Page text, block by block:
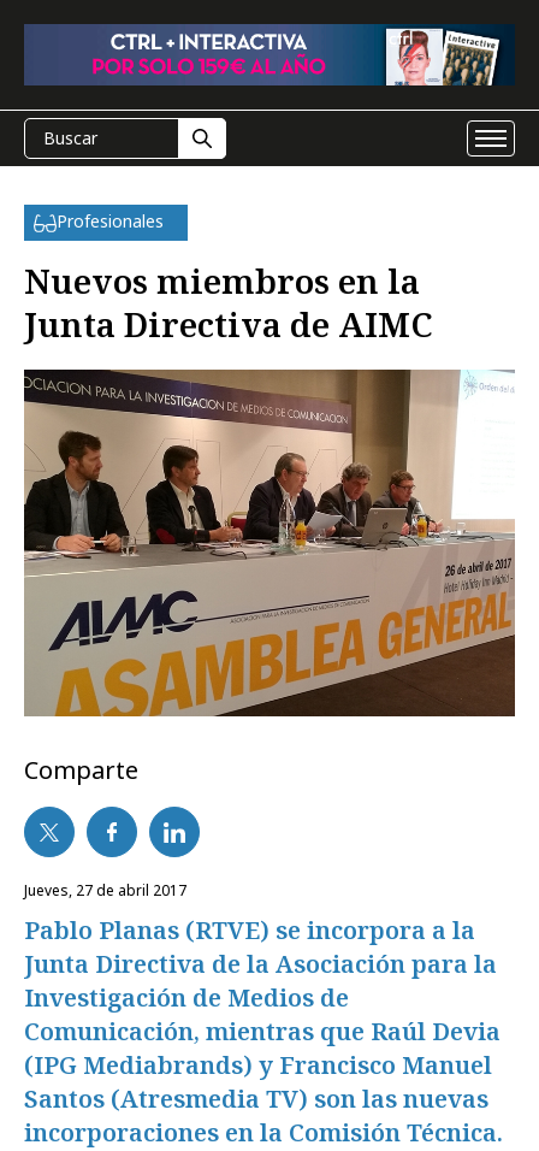
Profesionales
Nuevos miembros en la
Junta Directiva de AIMC
Comparte
jueves, 27 de abril 2017
Pablo Planas (RTVE) se incorpora a la
Junta Directiva de la Asociación para la
Investigación de Medios de
Comunicación, mientras que Raúl Devia
(IPG Mediabrands) y Francisco Manuel
Santos (Atresmedia TV) son las nuevas
incorporaciones en la Comisión Técnica.